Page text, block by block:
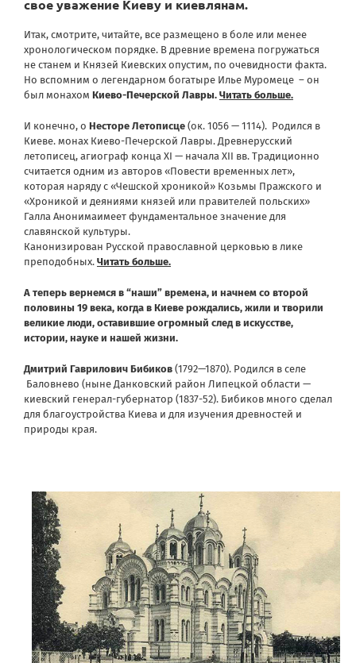
свое уважение Киеву и киевлянам.
Итак, смотрите, читайте, все размещено в боле или менее
хронологическом порядке. В древние времена погружаться
не станем и Князей Киевских опустим, по очевидности факта.
Но вспомним о легендарном богатыре Илье Муромеце – он
был монахом Киево-Печерской Лавры. Читать больше.
И конечно, о Несторе Летописце (ок. 1056 — 1114). Родился в
Киеве. монах Киево-Печерской Лавры. Древнерусский
летописец, агиограф конца XI — начала XII вв. Традиционно
считается одним из авторов «Повести временных лет»,
которая наряду с «Чешской хроникой» Козьмы Пражского и
«Хроникой и деяниями князей или правителей польских»
Галла Анонимаимеет фундаментальное значение для
славянской культуры.
Канонизирован Русской православной церковью в лике
преподобных. Читать больше.
А теперь вернемся в “наши” времена, и начнем со второй
половины 19 века, когда в Киеве рождались, жили и творили
великие люди, оставившие огромный след в искусстве,
истории, науке и нашей жизни.
Дмитрий Гаврилович Бибиков (1792—1870). Родился в селе
Баловнево (ныне Данковский район Липецкой области —
киевский генерал-губернатор (1837-52). Бибиков много сделал
для благоустройства Киева и для изучения древностей и
природы края.